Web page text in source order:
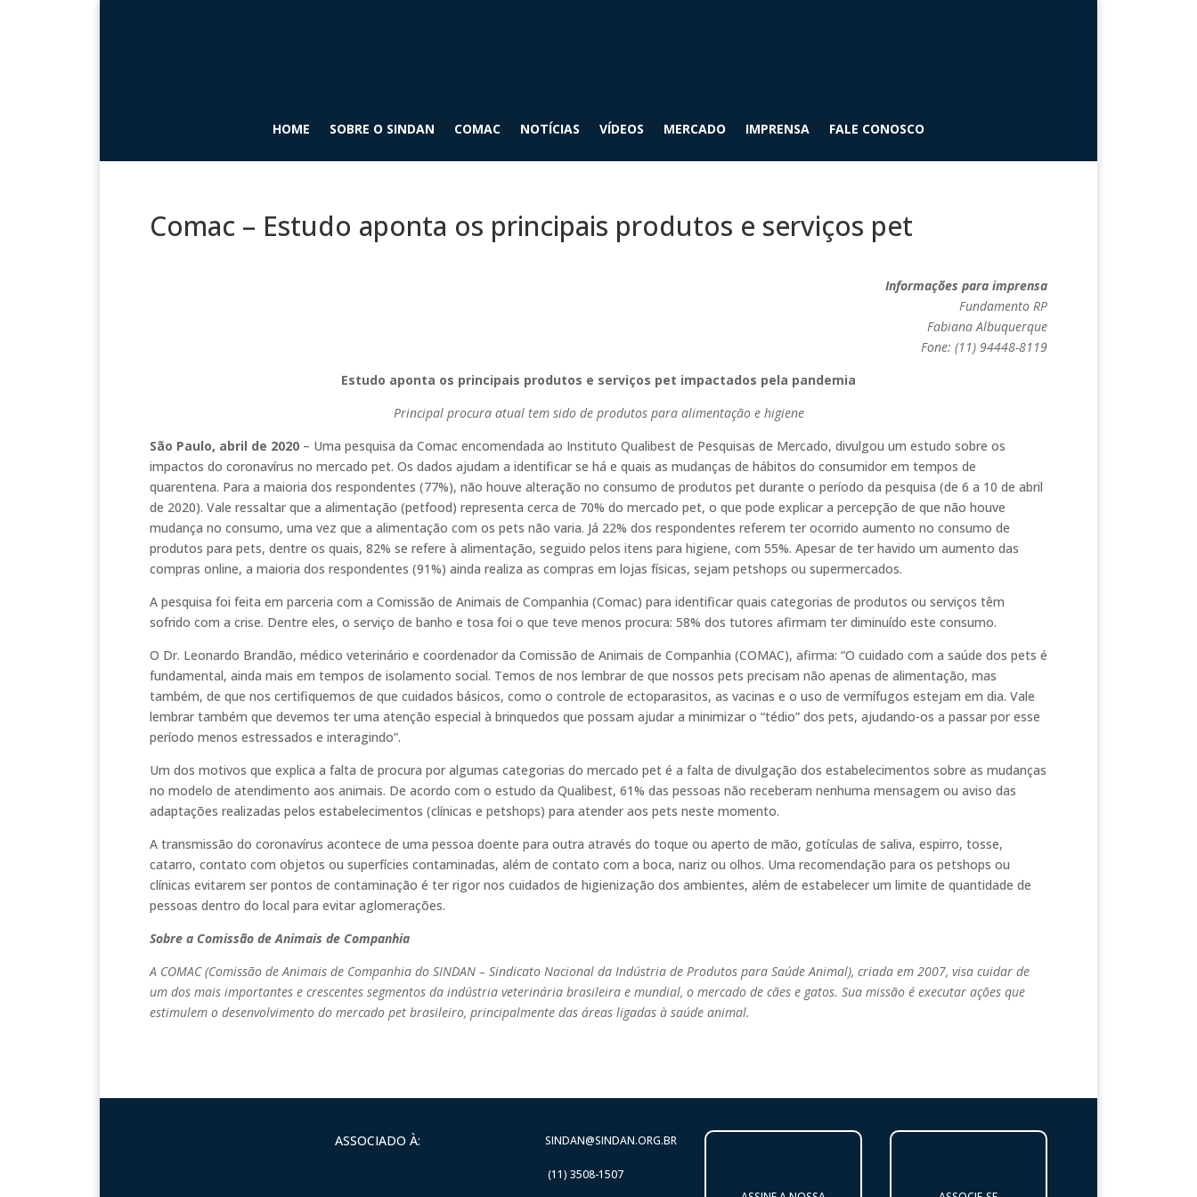
HOME SOBRE O SINDAN COMAC NOTÍCIAS VÍDEOS MERCADO IMPRENSA FALE CONOSCO
Comac – Estudo aponta os principais produtos e serviços pet
Informações para imprensa
Fundamento RP
Fabiana Albuquerque
Fone: (11) 94448-8119
Estudo aponta os principais produtos e serviços pet impactados pela pandemia
Principal procura atual tem sido de produtos para alimentação e higiene
São Paulo, abril de 2020 – Uma pesquisa da Comac encomendada ao Instituto Qualibest de Pesquisas de Mercado, divulgou um estudo sobre os
impactos do coronavírus no mercado pet. Os dados ajudam a identificar se há e quais as mudanças de hábitos do consumidor em tempos de
quarentena. Para a maioria dos respondentes (77%), não houve alteração no consumo de produtos pet durante o período da pesquisa (de 6 a 10 de abril
de 2020). Vale ressaltar que a alimentação (petfood) representa cerca de 70% do mercado pet, o que pode explicar a percepção de que não houve
mudança no consumo, uma vez que a alimentação com os pets não varia. Já 22% dos respondentes referem ter ocorrido aumento no consumo de
produtos para pets, dentre os quais, 82% se refere à alimentação, seguido pelos itens para higiene, com 55%. Apesar de ter havido um aumento das
compras online, a maioria dos respondentes (91%) ainda realiza as compras em lojas físicas, sejam petshops ou supermercados.
A pesquisa foi feita em parceria com a Comissão de Animais de Companhia (Comac) para identificar quais categorias de produtos ou serviços têm
sofrido com a crise. Dentre eles, o serviço de banho e tosa foi o que teve menos procura: 58% dos tutores afirmam ter diminuído este consumo.
O Dr. Leonardo Brandão, médico veterinário e coordenador da Comissão de Animais de Companhia (COMAC), afirma: “O cuidado com a saúde dos pets é
fundamental, ainda mais em tempos de isolamento social. Temos de nos lembrar de que nossos pets precisam não apenas de alimentação, mas
também, de que nos certifiquemos de que cuidados básicos, como o controle de ectoparasitos, as vacinas e o uso de vermífugos estejam em dia. Vale
lembrar também que devemos ter uma atenção especial à brinquedos que possam ajudar a minimizar o “tédio” dos pets, ajudando-os a passar por esse
período menos estressados e interagindo”.
Um dos motivos que explica a falta de procura por algumas categorias do mercado pet é a falta de divulgação dos estabelecimentos sobre as mudanças
no modelo de atendimento aos animais. De acordo com o estudo da Qualibest, 61% das pessoas não receberam nenhuma mensagem ou aviso das
adaptações realizadas pelos estabelecimentos (clínicas e petshops) para atender aos pets neste momento.
A transmissão do coronavírus acontece de uma pessoa doente para outra através do toque ou aperto de mão, gotículas de saliva, espirro, tosse,
catarro, contato com objetos ou superfícies contaminadas, além de contato com a boca, nariz ou olhos. Uma recomendação para os petshops ou
clínicas evitarem ser pontos de contaminação é ter rigor nos cuidados de higienização dos ambientes, além de estabelecer um limite de quantidade de
pessoas dentro do local para evitar aglomerações.
Sobre a Comissão de Animais de Companhia
A COMAC (Comissão de Animais de Companhia do SINDAN – Sindicato Nacional da Indústria de Produtos para Saúde Animal), criada em 2007, visa cuidar de
um dos mais importantes e crescentes segmentos da indústria veterinária brasileira e mundial, o mercado de cães e gatos. Sua missão é executar ações que
estimulem o desenvolvimento do mercado pet brasileiro, principalmente das áreas ligadas à saúde animal.
ASSOCIADO À: SINDAN@SINDAN.ORG.BR
(11) 3508-1507